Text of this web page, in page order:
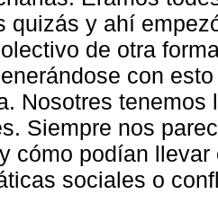
quizás y ahí
de otra
con
Nosotres
Siempre nos
cómo podían
sociales o